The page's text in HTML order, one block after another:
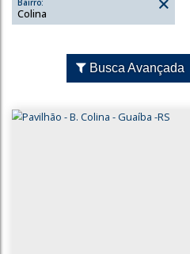
Bairro:
Busca Avançada